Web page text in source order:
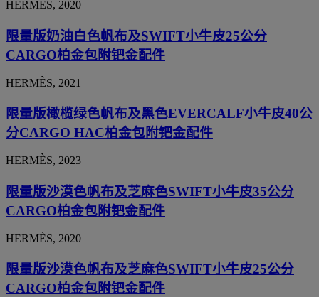
HERMÈS, 2020
限量版奶油白色帆布及SWIFT小牛皮25公分
CARGO柏金包附钯金配件
HERMÈS, 2021
限量版橄榄绿色帆布及黑色EVERCALF小牛皮40公
分CARGO HAC柏金包附钯金配件
HERMÈS, 2023
限量版沙漠色帆布及芝麻色SWIFT小牛皮35公分
CARGO柏金包附钯金配件
HERMÈS, 2020
限量版沙漠色帆布及芝麻色SWIFT小牛皮25公分
CARGO柏金包附钯金配件